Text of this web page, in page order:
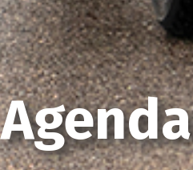
Agenda